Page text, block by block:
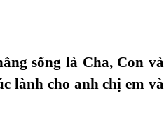
sống là Cha, Con và
lành cho anh chị em và